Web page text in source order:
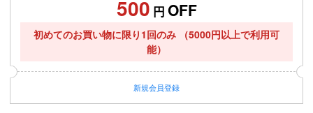
500 円 OFF
初めてのお買い物に限り1回のみ
（5000円以上で利用可
能）
新規会員登録